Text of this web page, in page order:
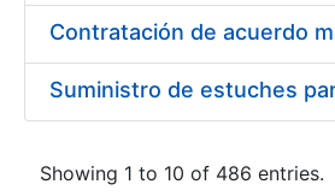
Showing 1 to 10 of 486 entries.